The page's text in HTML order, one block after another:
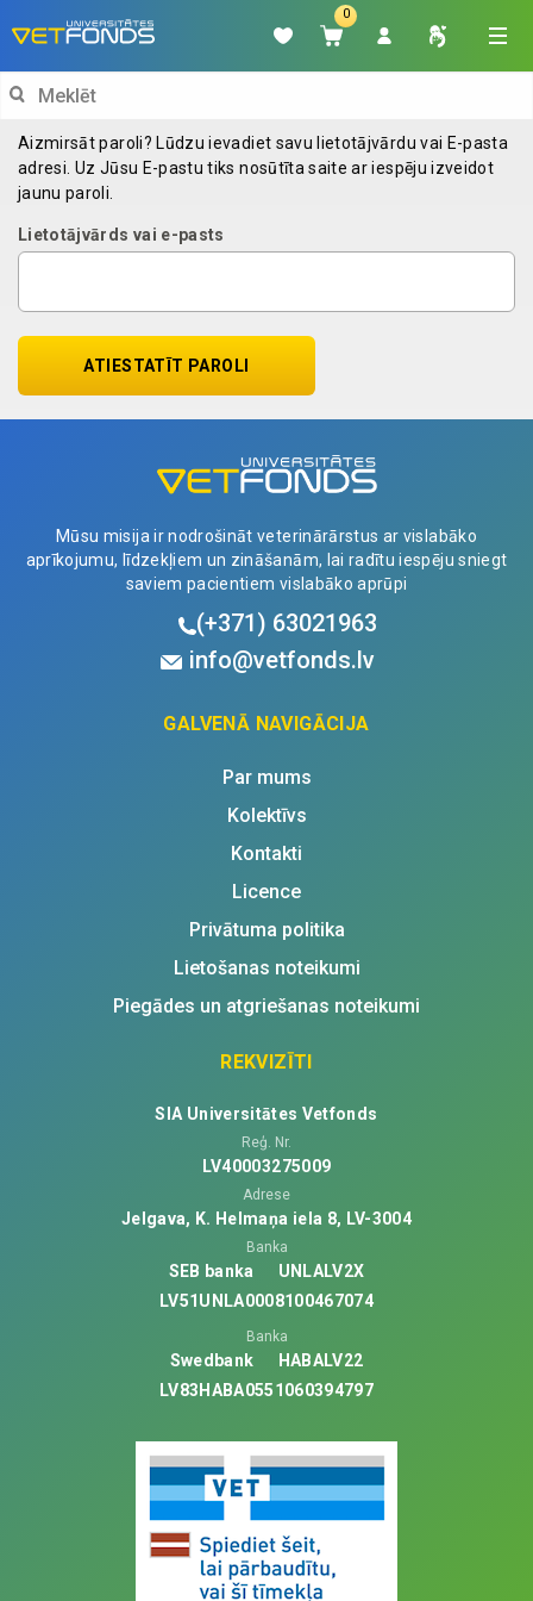
0
Search
Aizmirsāt paroli? Lūdzu ievadiet savu lietotājvārdu vai E-pasta
adresi. Uz Jūsu E-pastu tiks nosūtīta saite ar iespēju izveidot
jaunu paroli.
Lietotājvārds vai e-pasts
ATIESTATĪT PAROLI
Mūsu misija ir nodrošināt veterinārārstus ar vislabāko
aprīkojumu, līdzekļiem un zināšanām, lai radītu iespēju sniegt
saviem pacientiem vislabāko aprūpi
(+371) 63021963
info@vetfonds.lv
GALVENĀ NAVIGĀCIJA
Par mums
Kolektīvs
Kontakti
Licence
Privātuma politika
Lietošanas noteikumi
Piegādes un atgriešanas noteikumi
REKVIZĪTI
SIA Universitātes Vetfonds
Reģ. Nr.
LV40003275009
Adrese
Jelgava, K. Helmaņa iela 8, LV-3004
Banka
SEB banka
UNLALV2X
LV51UNLA0008100467074
Banka
Swedbank
HABALV22
LV83HABA0551060394797